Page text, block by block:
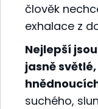
člověk
exhalace z
Nejlepší
jasně
suchého,